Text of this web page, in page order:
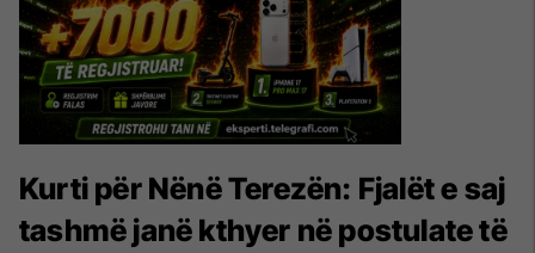
Kurti për Nënë Terezën: Fjalët e saj
tashmë janë kthyer në postulate të